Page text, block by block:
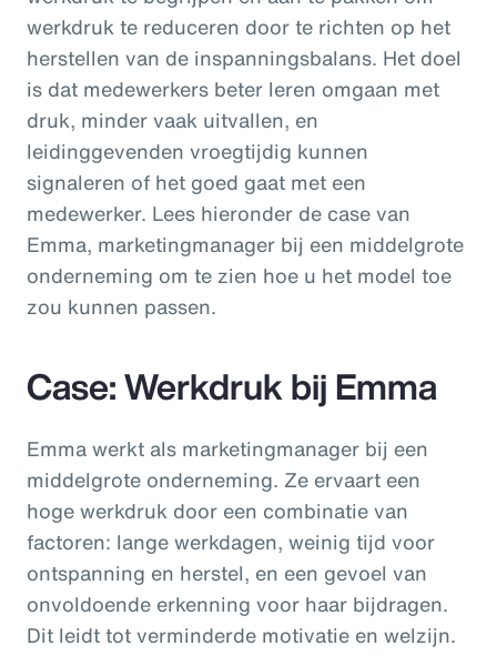
werkdruk te reduceren door te richten op het
herstellen van de inspanningsbalans. Het doel
is dat medewerkers beter leren omgaan met
druk, minder vaak uitvallen, en
leidinggevenden vroegtijdig kunnen
signaleren of het goed gaat met een
medewerker. Lees hieronder de case van
Emma, marketingmanager bij een middelgrote
onderneming om te zien hoe u het model toe
zou kunnen passen.
Case: Werkdruk bij Emma
Emma werkt als marketingmanager bij een
middelgrote onderneming. Ze ervaart een
hoge werkdruk door een combinatie van
factoren: lange werkdagen, weinig tijd voor
ontspanning en herstel, en een gevoel van
onvoldoende erkenning voor haar bijdragen.
Dit leidt tot verminderde motivatie en welzijn.